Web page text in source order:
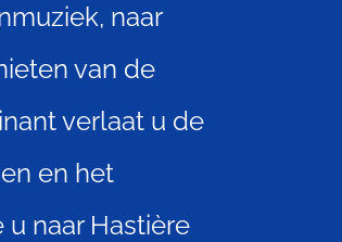
naar
van de
verlaat u de
en het
naar Hastière